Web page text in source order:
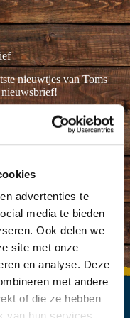
advertenties te
media te bieden
Ook delen we
site met onze
en analyse. Deze
met andere
of die ze hebben
nieuwtjes van Toms
.(Vereist)